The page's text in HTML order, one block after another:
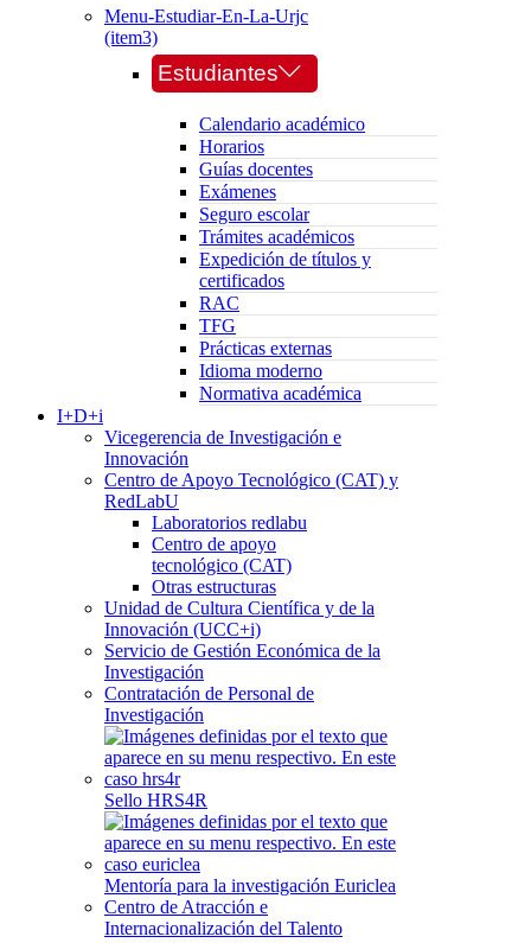
Menu-Estudiar-En-La-Urjc
(item3)
Estudiantes
Calendario académico
Horarios
Guías docentes
Exámenes
Seguro escolar
Trámites académicos
Expedición de títulos y
certificados
RAC
TFG
Prácticas externas
Idioma moderno
Normativa académica
I+D+i
Vicegerencia de Investigación e
Innovación
Centro de Apoyo Tecnológico (CAT) y
RedLabU
Laboratorios redlabu
Centro de apoyo
tecnológico (CAT)
Otras estructuras
Unidad de Cultura Científica y de la
Innovación (UCC+i)
Servicio de Gestión Económica de la
Investigación
Contratación de Personal de
Investigación
Sello HRS4R
Mentoría para la investigación Euriclea
Centro de Atracción e
Internacionalización del Talento